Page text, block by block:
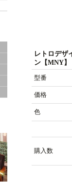
レトロデザ
ン【MNY】
型番
価格
色
購入数